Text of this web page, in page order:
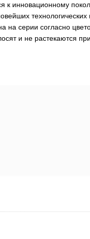
к инновационному
серии согласно
и не растекаются